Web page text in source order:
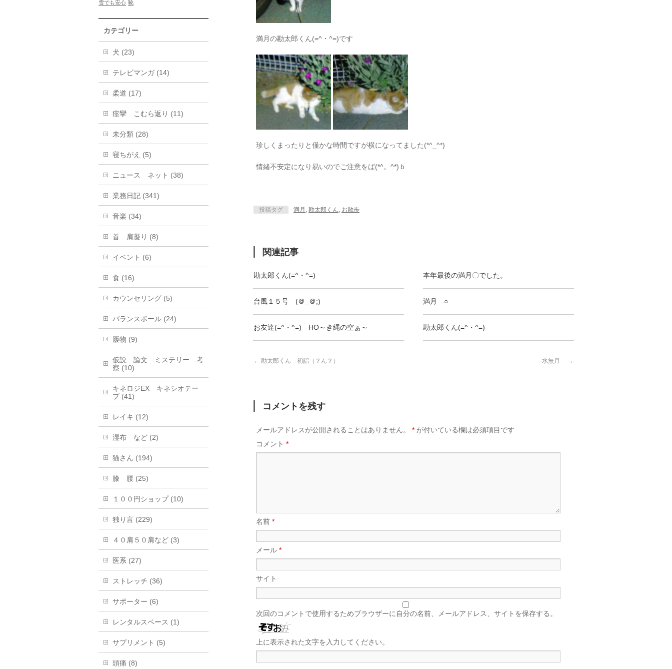
満月の勘太郎くん(=^・^=)です
珍しくまったりと僅かな時間ですが横になってました(*^_^*)
情緒不安定になり易いのでご注意をば(*^。^*)ｂ
投稿タグ 満月 , 勘太郎くん, お散歩
関連記事
勘太郎くん(=^・^=) 本年最後の満月〇でした。
台風１５号 (＠_＠;) 満月 ○
お友達(=^・^=) HO～き縄の空ぁ～ 勘太郎くん(=^・^=)
← 勘太郎くん 初詣（？ん？） 水無月 →
コメントを残す
メールアドレスが公開されることはありません。 * が付いている欄は必須項目です
コメント *
名前 *
メール *
サイト
次回のコメントで使用するためブラウザーに自分の名前、メールアドレス、サイトを保存する。
上に表示された文字を入力してください。
雪でも安心 靴
カテゴリー
犬 (23)
テレビマンガ (14)
柔道 (17)
痙攣 こむら返り (11)
未分類 (28)
寝ちがえ (5)
ニュース ネット (38)
業務日記 (341)
音楽 (34)
首 肩凝り (8)
イベント (6)
食 (16)
カウンセリング (5)
バランスボール (24)
履物 (9)
仮説 論文 ミステリー 考
察 (10)
キネロジEX キネシオテー
プ (41)
レイキ (12)
湿布 など (2)
猫さん (194)
膝 腰 (25)
１００円ショップ (10)
独り言 (229)
４０肩５０肩など (3)
医系 (27)
ストレッチ (36)
サポーター (6)
レンタルスペース (1)
サプリメント (5)
頭痛 (8)